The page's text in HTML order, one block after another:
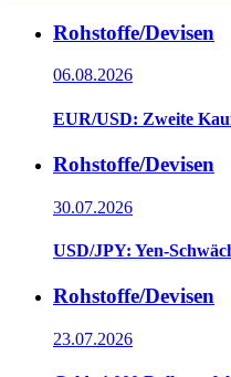
Rohstoffe/Devisen
06.08.2026
EUR/USD: Zweite
Rohstoffe/Devisen
30.07.2026
USD/JPY: Yen-
Rohstoffe/Devisen
23.07.2026